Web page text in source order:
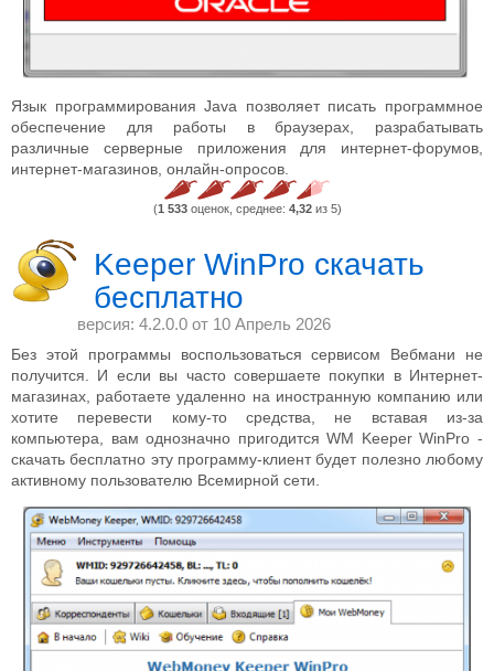
Язык программирования Java позволяет писать программное
обеспечение для работы в браузерах, разрабатывать
различные серверные приложения для интернет-форумов,
интернет-магазинов, онлайн-опросов.
(1 533оценок, среднее: 4,32из 5)
Keeper WinPro скачать
бесплатно
версия: 4.2.0.0 от 10 Апрель 2026
Без этой программы воспользоваться сервисом Вебмани не
получится. И если вы часто совершаете покупки в Интернет-
магазинах, работаете удаленно на иностранную компанию или
хотите перевести кому-то средства, не вставая из-за
компьютера, вам однозначно пригодится WM Keeper WinPro -
скачать бесплатно эту программу-клиент будет полезно любому
активному пользователю Всемирной сети.